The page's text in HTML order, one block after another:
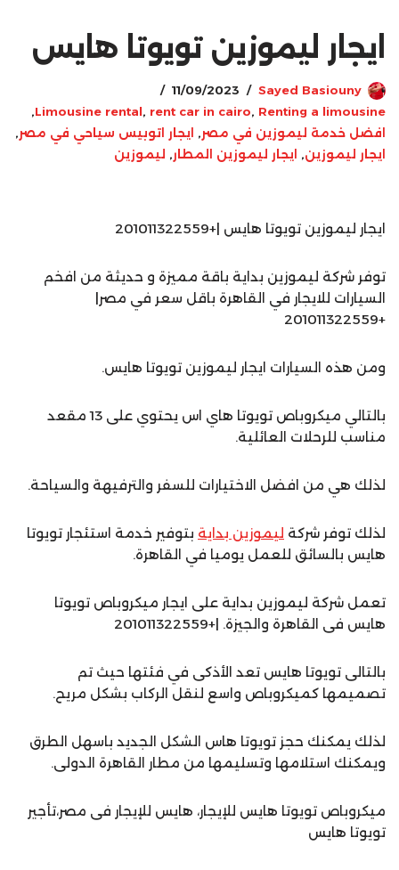
ايجار ليموزين تويوتا هايس
Sayed Basiouny
11/09/2023
Limousine rental, rent car in cairo, Renting a limousine
,
افضل خدمة ليموزين في مصر, ايجار اتوبيس سياحي في مصر,
ايجار ليموزين, ايجار ليموزين المطار, ليموزين
ايجار ليموزين تويوتا هايس |+201011322559
توفر شركة ليموزين بداية باقة مميزة و حديثة من افخم
السيارات للايجار في القاهرة باقل سعر في مصر|
+201011322559
ومن هذه السيارات ايجار ليموزين تويوتا هايس.
بالتالي ميكروباص تويوتا هاي اس يحتوي على 13 مقعد
مناسب للرحلات العائلية.
لذلك هي من افضل الاختيارات للسفر والترفيهة والسياحة.
لذلك توفر شركة ليموزين بداية بتوفير خدمة استئجار تويوتا
هايس بالسائق للعمل يوميا في القاهرة.
تعمل شركة ليموزين بداية على ايجار ميكروباص تويوتا
هايس فى القاهرة والجيزة. |+201011322559
بالتالى تويوتا هايس تعد الأذكى في فئتها حيث تم
تصميمها كميكروباص واسع لنقل الركاب بشكل مريح.
لذلك يمكنك حجز تويوتا هاس الشكل الجديد باسهل الطرق
ويمكنك استلامها وتسليمها من مطار القاهرة الدولى.
ميكروباص تويوتا هايس للإيجار، هايس للإيجار فى مصر،تأجير
تويوتا هايس